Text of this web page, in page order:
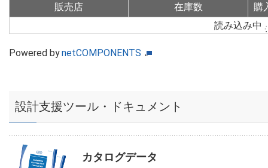
販売店 在庫数
購
読み込み中
Powered bynetCOMPONENTS
設計支援ツール・ドキュメント
カタログデータ